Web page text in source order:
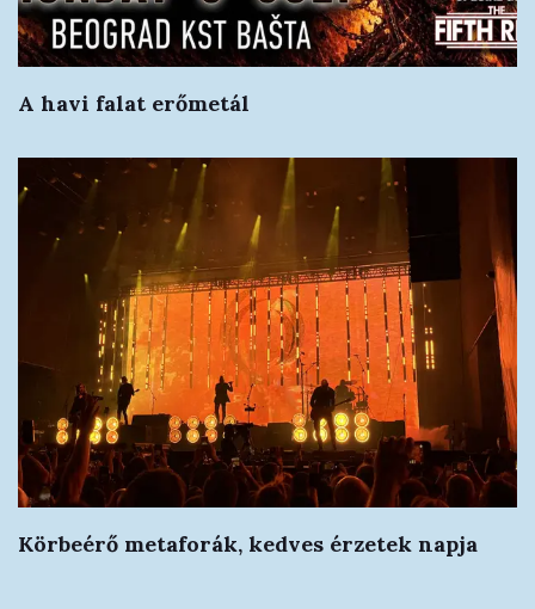
A havi falat erőmetál
Körbeérő metaforák, kedves érzetek napja